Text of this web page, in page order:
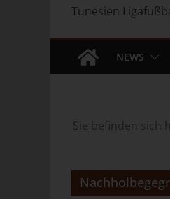
Tunesien
NEWS
Sie befinden sich